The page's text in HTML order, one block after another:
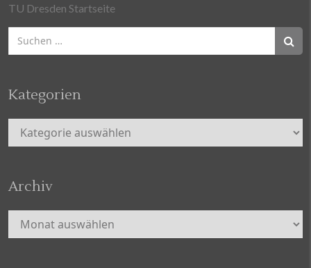
TU Dresden Startseite
Suchen
nach:
Kategorien
Kategorien
Archiv
Archiv